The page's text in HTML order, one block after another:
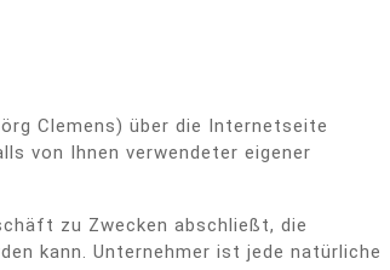
Clemens) über die Internetseite
von Ihnen verwendeter eigener
zu Zwecken abschließt, die
kann. Unternehmer ist jede natürliche